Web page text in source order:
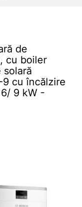
de
cu boiler
solară
cu încălzire
9 kW -